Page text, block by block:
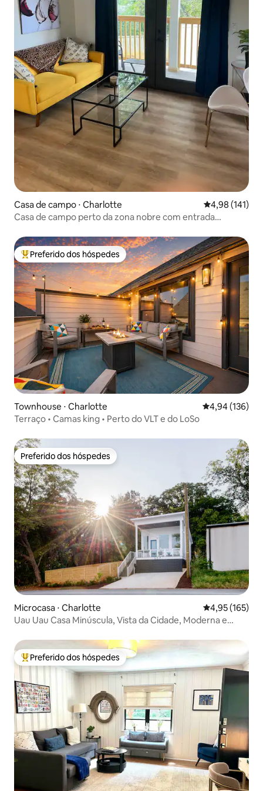
Casa de campo ⋅ Charlotte 4,98 de uma
4,98 (141)
Casa de campo perto da zona nobre com entrada
Entre os melhores preferidos dos hóspedes
Preferido dos hóspedes
Townhouse ⋅ Charlotte 4,94 de uma
4,94 (136)
Terraço • Camas king • Perto do VLT e do LoSo
Preferido dos hóspedes
Preferido dos hóspedes
Microcasa ⋅ Charlotte 4,95 de uma
4,95 (165)
Uau Uau Casa Minúscula, Vista da Cidade, Moderna e
Entre os melhores preferidos dos hóspedes
Preferido dos hóspedes